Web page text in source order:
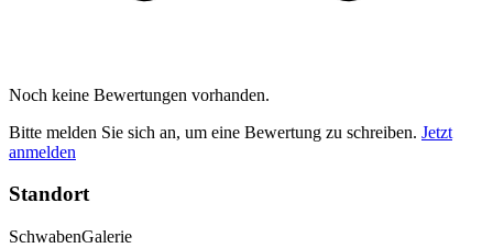
Noch keine Bewertungen vorhanden.
Bitte melden Sie sich an, um eine Bewertung zu schreiben. Jetzt
anmelden
Standort
SchwabenGalerie